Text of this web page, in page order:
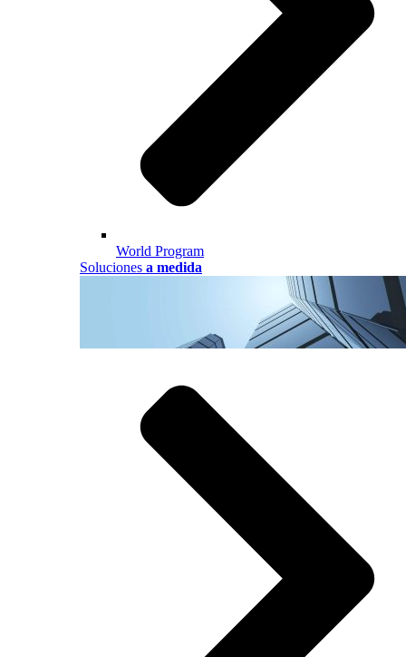
World Program
Soluciones a medida